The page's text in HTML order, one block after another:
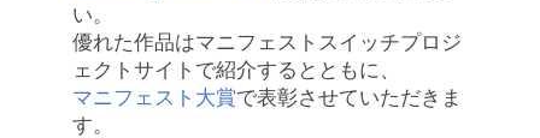
い。
優れた作品はマニフェストスイッチプロジ
ェクトサイトで紹介するとともに、
マニフェスト大賞で表彰させていただきま
す。